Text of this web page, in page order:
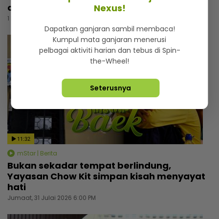
orang cakap patutlah bercerai”
1 hari lalu
11:32
mStar | Berita
Bukan sekadar tempat berlindung,
Yayasan Chow Kit simpan kisah menyayat
hati
Jumaat, 31 Julai 2026 6:00 PM
Nexus!
Dapatkan ganjaran sambil membaca!
Kumpul mata ganjaran menerusi
pelbagai aktiviti harian dan tebus di Spin-
the-Wheel!
Seterusnya